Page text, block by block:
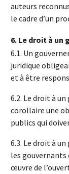
auteurs
le cadre d’un
6. Le droit à un
6.1. Un
juridique
et à être
6.2. Le droit à
corollaire une
publics qui
6.3. Le droit à
les
œuvre de